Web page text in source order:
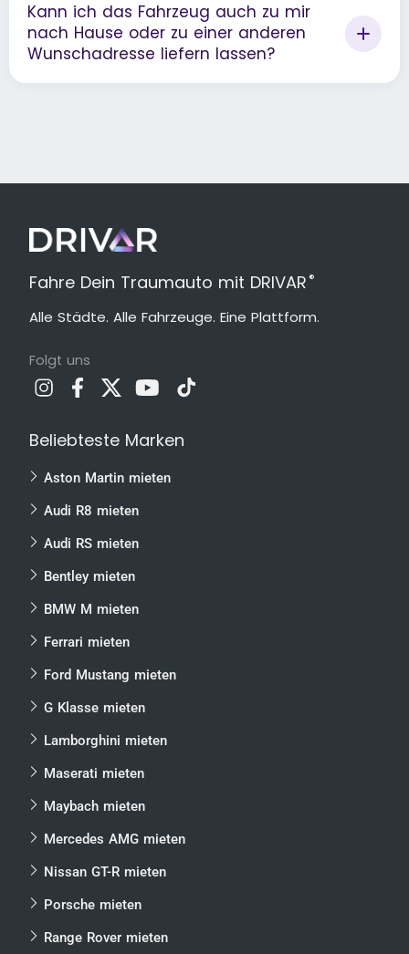
Kann ich das Fahrzeug auch zu mir
nach Hause oder zu einer anderen
Wunschadresse liefern lassen?
Fahre Dein Traumauto mit DRIVAR ®
Alle Städte. Alle Fahrzeuge. Eine Plattform.
Folgt uns
Beliebteste Marken
Aston Martin mieten
Audi R8 mieten
Audi RS mieten
Bentley mieten
BMW M mieten
Ferrari mieten
Ford Mustang mieten
G Klasse mieten
Lamborghini mieten
Maserati mieten
Maybach mieten
Mercedes AMG mieten
Nissan GT-R mieten
Porsche mieten
Range Rover mieten